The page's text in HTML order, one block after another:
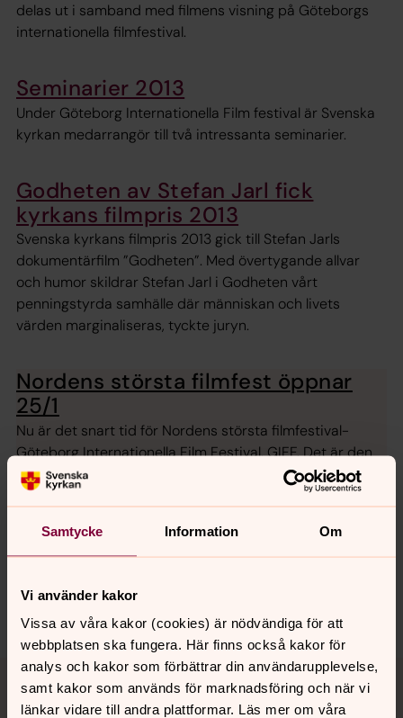
Samtycke Information Om
Vi använder kakor
Vissa av våra kakor (cookies) är nödvändiga för att
webbplatsen ska fungera. Här finns också kakor för
analys och kakor som förbättrar din användarupplevelse,
samt kakor som används för marknadsföring och när vi
länkar vidare till andra plattformar. Läs mer om våra
delas ut i samband med filmens visning på Göteborgs
internationella filmfestival.
Seminarier 2013
Under Göteborg Internationella Film festival är Svenska
kyrkan medarrangör till två intressanta seminarier.
Godheten av Stefan Jarl fick
kyrkans filmpris 2013
Svenska kyrkans filmpris 2013 gick till Stefan Jarls
dokumentärfilm ”Godheten”. Med övertygande allvar
och humor skildrar Stefan Jarl i Godheten vårt
penningstyrda samhälle där människan och livets
värden marginaliseras, tyckte juryn.
Nordens största filmfest öppnar
25/1
Nu är det snart tid för Nordens största filmfestival-
Göteborg Internationella Film Festival, GIFF. Det är den
36:e festivalen i ordningen och man öppnar i år med
visning av den norska storfilmen Kon-Tiki den 25 januari.
Tillbaka till toppen
Tillbaka till innehållet